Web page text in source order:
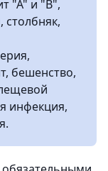
"А" и "В",
бешенство,
инфекция,